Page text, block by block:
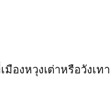
องหวุงเต่าหรือวังเทา